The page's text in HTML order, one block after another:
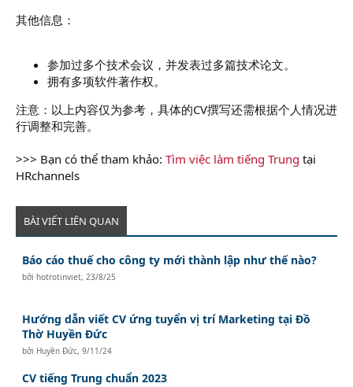
其他信息：
参加过多个技术会议，并发表过多篇技术论文。
拥有多项软件著作权。
注意：以上内容仅为参考，具体的CV撰写还需根据个人情况进
行调整和完善。
>>> Bạn có thể tham khảo: Tìm việc làm tiếng Trung tại
HRchannels
BÀI VIẾT LIÊN QUAN
Báo cáo thuế cho công ty mới thành lập như thế nào?
bởihotrotinviet, 23/8/25
Hướng dẫn viết CV ứng tuyển vị trí Marketing tại Đồ
Thờ Huyền Đức
bởi Huyền Đức,9/11/24
CV tiếng Trung chuẩn 2023